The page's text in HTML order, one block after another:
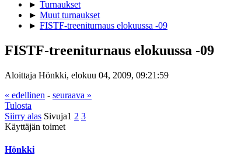
► Turnaukset
► Muut turnaukset
► FISTF-treeniturnaus elokuussa -09
FISTF-treeniturnaus elokuussa -09
Aloittaja Hönkki, elokuu 04, 2009, 09:21:59
« edellinen - seuraava »
Tulosta
Siirry alas Sivuja1 2 3
Käyttäjän toimet
Hönkki